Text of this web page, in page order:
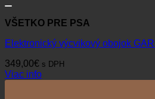
VŠETKO PRE PSA
Elektronický výcvikový obojok
349,00€ s DPH
Viac info